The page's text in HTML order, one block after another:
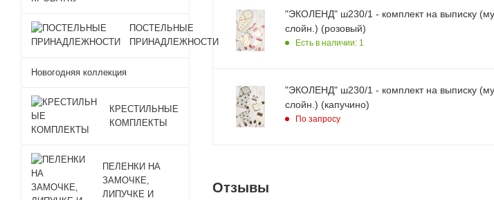
"ЭКОЛЕНД" ш230/1 - комплект на выписку
слойн.) (розовый)
Есть в наличии: 1
"ЭКОЛЕНД" ш230/1 - комплект на выписку
слойн.) (капучино)
По запросу
Отзывы
ПОСТЕЛЬНЫЕ
ПРИНАДЛЕЖНОСТИ
Новогодняя коллекция
КРЕСТИЛЬНЫЕ
КОМПЛЕКТЫ
ПЕЛЕНКИ НА
ЗАМОЧКЕ,
ЛИПУЧКЕ И